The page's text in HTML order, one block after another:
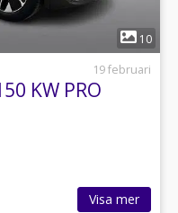
10
19 februari
KW PRO
Visa mer